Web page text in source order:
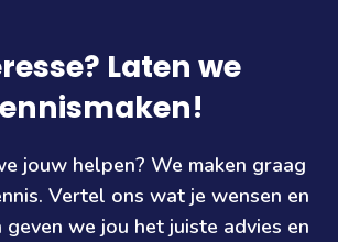
Laten we
jouw helpen? We maken graag
Vertel ons wat je wensen en
geven we jou het juiste advies en